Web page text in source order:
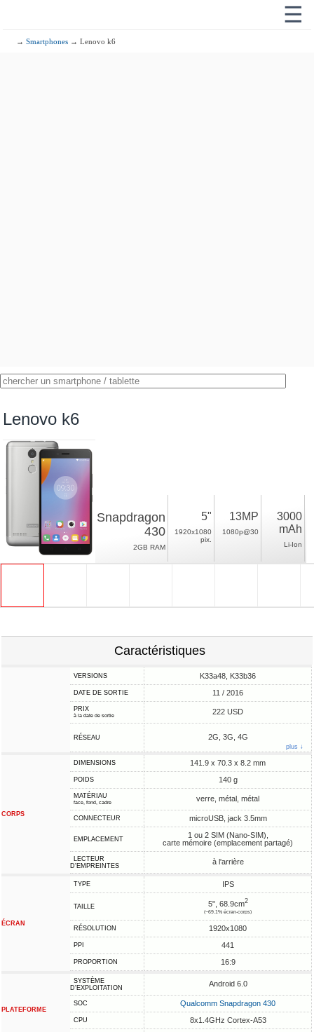
☰
→Smartphones → Lenovo k6
Lenovo k6
Snapdragon
430
2GB RAM
5"
1920x1080
pix.
13MP
1080p@30
3000
mAh
Li-Ion
Caractéristiques
VERSIONS K33a48, K33b36
DATE DE SORTIE 11 / 2016
PRIX
à la date de sortie 222 USD
RÉSEAU 2G, 3G, 4G
plus ↓
CORPS
DIMENSIONS 141.9 x 70.3 x 8.2 mm
POIDS 140 g
MATÉRIAU
face, fond, cadre verre, métal, métal
CONNECTEUR microUSB, jack 3.5mm
EMPLACEMENT
1 ou 2 SIM (Nano-SIM),
carte mémoire (emplacement partagé)
LECTEUR
D'EMPREINTES
à l'arrière
ÉCRAN
TYPE IPS
TAILLE 5", 68.9cm2
(~69.1% écran-corps)
RÉSOLUTION 1920x1080
PPI 441
PROPORTION 16:9
PLATEFORME
SYSTÈME
D'EXPLOITATION
Android 6.0
SOC Qualcomm Snapdragon 430
CPU 8x1.4GHz Cortex-A53